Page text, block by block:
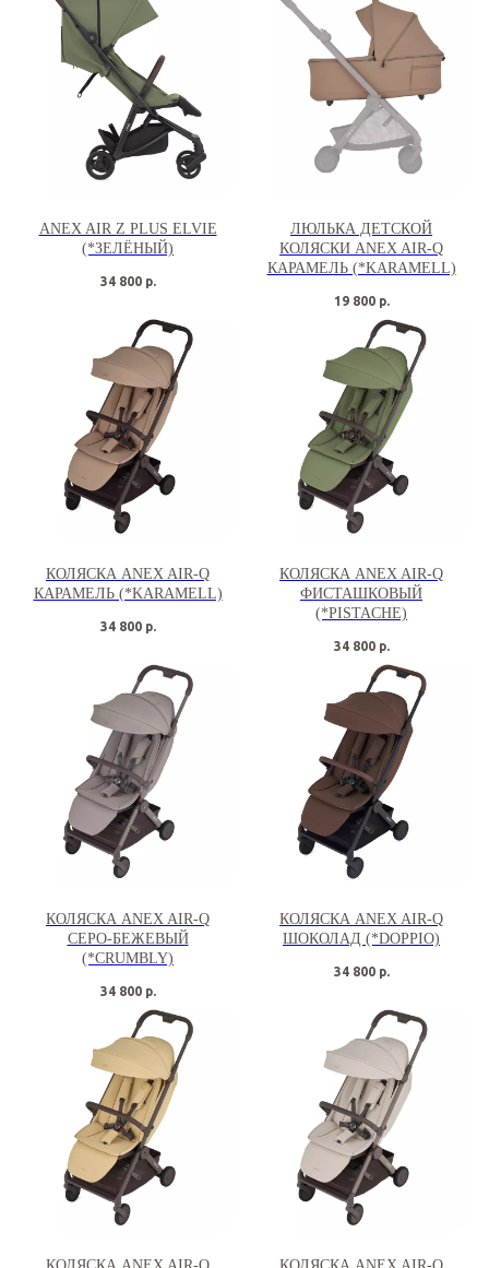
ANEX AIR Z PLUS ELVIE
(*ЗЕЛЁНЫЙ)
34 800 р.
ЛЮЛЬКА ДЕТСКОЙ
КОЛЯСКИ ANEX AIR-Q
КАРАМЕЛЬ (*KARAMELL)
19 800 р.
КОЛЯСКА ANEX AIR-Q
КАРАМЕЛЬ (*KARAMELL)
34 800 р.
КОЛЯСКА ANEX AIR-Q
ФИСТАШКОВЫЙ
(*PISTACHE)
34 800 р.
КОЛЯСКА ANEX AIR-Q
СЕРО-БЕЖЕВЫЙ
(*CRUMBLY)
34 800 р.
КОЛЯСКА ANEX AIR-Q
ШОКОЛАД (*DOPPIO)
34 800 р.
КОЛЯСКА ANEX AIR-Q КОЛЯСКА ANEX AIR-Q